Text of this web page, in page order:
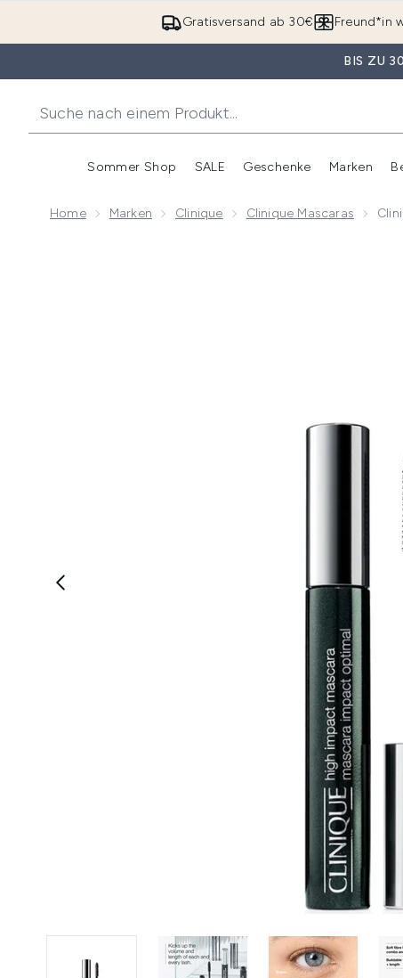
Gratisversand ab 30€ Freund*in
BIS ZU
Sommer Shop
Untermenü Anmelden
SALE
Untermenü
Geschenke Marken
Home Marken Clinique Clinique Mascaras